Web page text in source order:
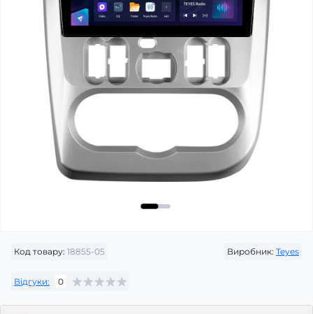
Код товару: 18855-05 Виробник: Teyes
Відгуки: 0